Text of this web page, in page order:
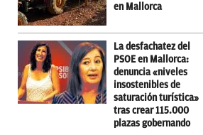
en Mallorca
La desfachatez del
PSOE en Mallorca:
denuncia «niveles
insostenibles de
saturación turística»
tras crear 115.000
plazas gobernando